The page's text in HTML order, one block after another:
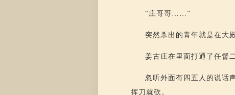
“庄哥哥……”
突然杀出的青年就是在大
姜古庄在里面打通了任督
忽听外面有四五人的说话
挥刀就砍。